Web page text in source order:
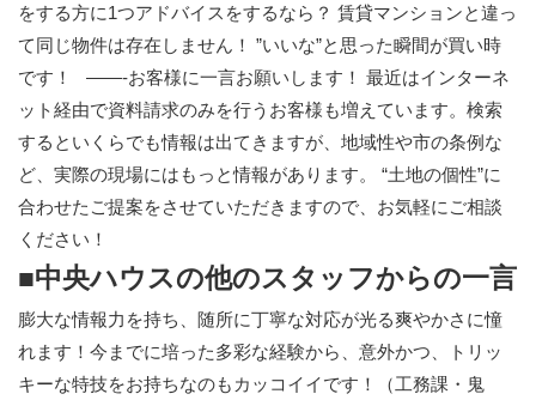
をする方に1つアドバイスをするなら？ 賃貸マンションと違っ
て同じ物件は存在しません！ ”いいな”と思った瞬間が買い時
です！ ——-お客様に一言お願いします！ 最近はインターネ
ット経由で資料請求のみを行うお客様も増えています。検索
するといくらでも情報は出てきますが、地域性や市の条例な
ど、実際の現場にはもっと情報があります。 “土地の個性”に
合わせたご提案をさせていただきますので、お気軽にご相談
ください！
■中央ハウスの他のスタッフからの一言
膨大な情報力を持ち、随所に丁寧な対応が光る爽やかさに憧
れます！今までに培った多彩な経験から、意外かつ、トリッ
キーな特技をお持ちなのもカッコイイです！（工務課・鬼